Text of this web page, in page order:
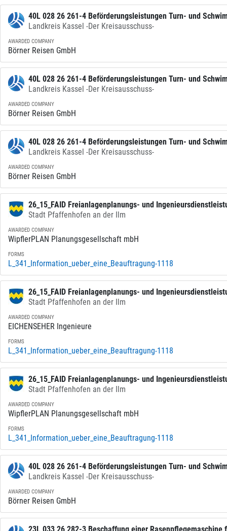
40L 028 26 261-4 Beförderungsleistungen Turn- und
Schuljahr 2026_2027.
Landkreis Kassel -Der Kreisausschuss-
AWARDED COMPANY
Börner Reisen GmbH
40L 028 26 261-4 Beförderungsleistungen Turn- und
Schuljahr 2026_2027.
Landkreis Kassel -Der Kreisausschuss-
AWARDED COMPANY
Börner Reisen GmbH
40L 028 26 261-4 Beförderungsleistungen Turn- und
Schuljahr 2026_2027.
Landkreis Kassel -Der Kreisausschuss-
AWARDED COMPANY
Börner Reisen GmbH
26_15_FAID Freianlagenplanungs- und
Stadt Pfaffenhofen an der Ilm
AWARDED COMPANY
WipflerPLAN Planungsgesellschaft mbH
FORMS
L_341_Information_ueber_eine_Beauftragung-1118
26_15_FAID Freianlagenplanungs- und
Stadt Pfaffenhofen an der Ilm
AWARDED COMPANY
EICHENSEHER Ingenieure
FORMS
L_341_Information_ueber_eine_Beauftragung-1118
26_15_FAID Freianlagenplanungs- und
Stadt Pfaffenhofen an der Ilm
AWARDED COMPANY
WipflerPLAN Planungsgesellschaft mbH
FORMS
L_341_Information_ueber_eine_Beauftragung-1118
40L 028 26 261-4 Beförderungsleistungen Turn- und
Schuljahr 2026_2027.
Landkreis Kassel -Der Kreisausschuss-
AWARDED COMPANY
Börner Reisen GmbH